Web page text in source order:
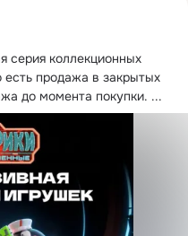
серия коллекционных
есть продажа в закрытых
до момента покупки. ...